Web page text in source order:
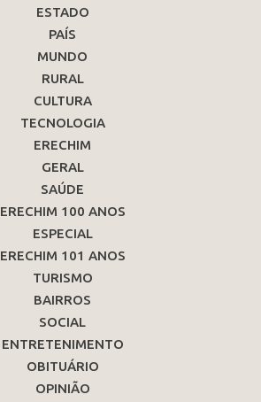
ESTADO
PAÍS
MUNDO
RURAL
CULTURA
TECNOLOGIA
ERECHIM
GERAL
SAÚDE
ERECHIM 100 ANOS
ESPECIAL
ERECHIM 101 ANOS
TURISMO
BAIRROS
SOCIAL
ENTRETENIMENTO
OBITUÁRIO
OPINIÃO